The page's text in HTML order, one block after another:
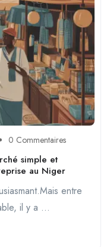
0 Commentaires
simple et
au Niger
entre
il y a ...